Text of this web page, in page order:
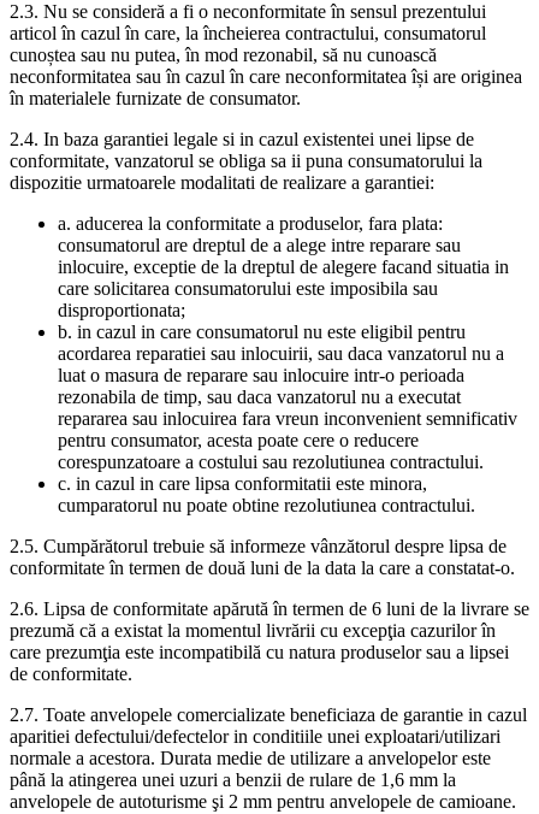
2.3. Nu se consideră a fi o neconformitate în sensul prezentului
articol în cazul în care, la încheierea contractului, consumatorul
cunoștea sau nu putea, în mod rezonabil, să nu cunoască
neconformitatea sau în cazul în care neconformitatea își are originea
în materialele furnizate de consumator.
2.4. In baza garantiei legale si in cazul existentei unei lipse de
conformitate, vanzatorul se obliga sa ii puna consumatorului la
dispozitie urmatoarele modalitati de realizare a garantiei:
a. aducerea la conformitate a produselor, fara plata:
consumatorul are dreptul de a alege intre reparare sau
inlocuire, exceptie de la dreptul de alegere facand situatia in
care solicitarea consumatorului este imposibila sau
disproportionata;
b. in cazul in care consumatorul nu este eligibil pentru
acordarea reparatiei sau inlocuirii, sau daca vanzatorul nu a
luat o masura de reparare sau inlocuire intr-o perioada
rezonabila de timp, sau daca vanzatorul nu a executat
repararea sau inlocuirea fara vreun inconvenient semnificativ
pentru consumator, acesta poate cere o reducere
corespunzatoare a costului sau rezolutiunea contractului.
c. in cazul in care lipsa conformitatii este minora,
cumparatorul nu poate obtine rezolutiunea contractului.
2.5. Cumpărătorul trebuie să informeze vânzătorul despre lipsa de
conformitate în termen de două luni de la data la care a constatat-o.
2.6. Lipsa de conformitate apărută în termen de 6 luni de la livrare se
prezumă că a existat la momentul livrării cu excepţia cazurilor în
care prezumţia este incompatibilă cu natura produselor sau a lipsei
de conformitate.
2.7. Toate anvelopele comercializate beneficiaza de garantie in cazul
aparitiei defectului/defectelor in conditiile unei exploatari/utilizari
normale a acestora. Durata medie de utilizare a anvelopelor este
până la atingerea unei uzuri a benzii de rulare de 1,6 mm la
anvelopele de autoturisme şi 2 mm pentru anvelopele de camioane.